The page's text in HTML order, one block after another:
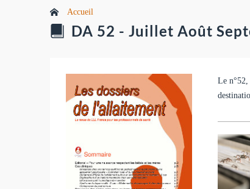
Accueil
DA 52 - Juillet Août
Le